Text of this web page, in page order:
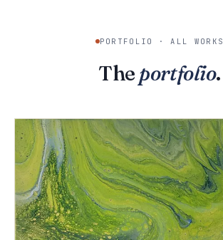
PORTFOLIO · ALL WORKS
The portfolio.